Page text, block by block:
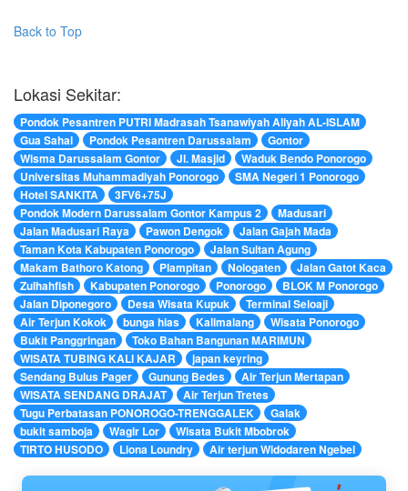
Back to Top
Lokasi Sekitar:
Pondok Pesantren PUTRI Madrasah Tsanawiyah Aliyah AL-ISLAM
Gua Sahal
Pondok Pesantren Darussalam
Gontor
Wisma Darussalam Gontor
Jl. Masjid
Waduk Bendo Ponorogo
Universitas Muhammadiyah Ponorogo
SMA Negeri 1 Ponorogo
Hotel SANKITA
3FV6+75J
Pondok Modern Darussalam Gontor Kampus 2
Madusari
Jalan Madusari Raya
Pawon Dengok
Jalan Gajah Mada
Taman Kota Kabupaten Ponorogo
Jalan Sultan Agung
Makam Bathoro Katong
Plampitan Nologaten
Jalan Gatot Kaca
Zulhahfish
Kabupaten Ponorogo Ponorogo
BLOK M Ponorogo
Jalan Diponegoro
Desa Wisata Kupuk
Terminal Seloaji
Air Terjun Kokok
bunga hias Kalimalang
Wisata Ponorogo
Bukit Panggringan
Toko Bahan Bangunan MARIMUN
WISATA TUBING KALI KAJAR
japan keyring
Sendang Bulus Pager
Gunung Bedes
Air Terjun Mertapan
WISATA SENDANG DRAJAT
Air Terjun Tretes
Tugu Perbatasan PONOROGO-TRENGGALEK
Galak
bukit samboja
Wagir Lor
Wisata Bukit Mbobrok
TIRTO HUSODO
Liona Loundry Air terjun Widodaren Ngebel